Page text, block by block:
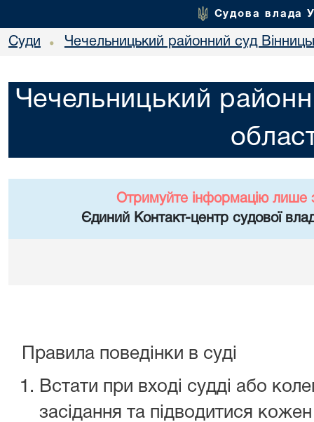
Судова влада
Суди • Чечельницький районний суд
Чечельницький
Отримуйте інформацію лише
Єдиний Контакт-центр судової
Правила поведінки в суді
Встати при вході судді або
засідання та підводитися